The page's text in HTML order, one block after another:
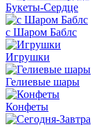
Букеты-Сердце
с Шаром Баблс
Игрушки
Гелиевые шары
Конфеты